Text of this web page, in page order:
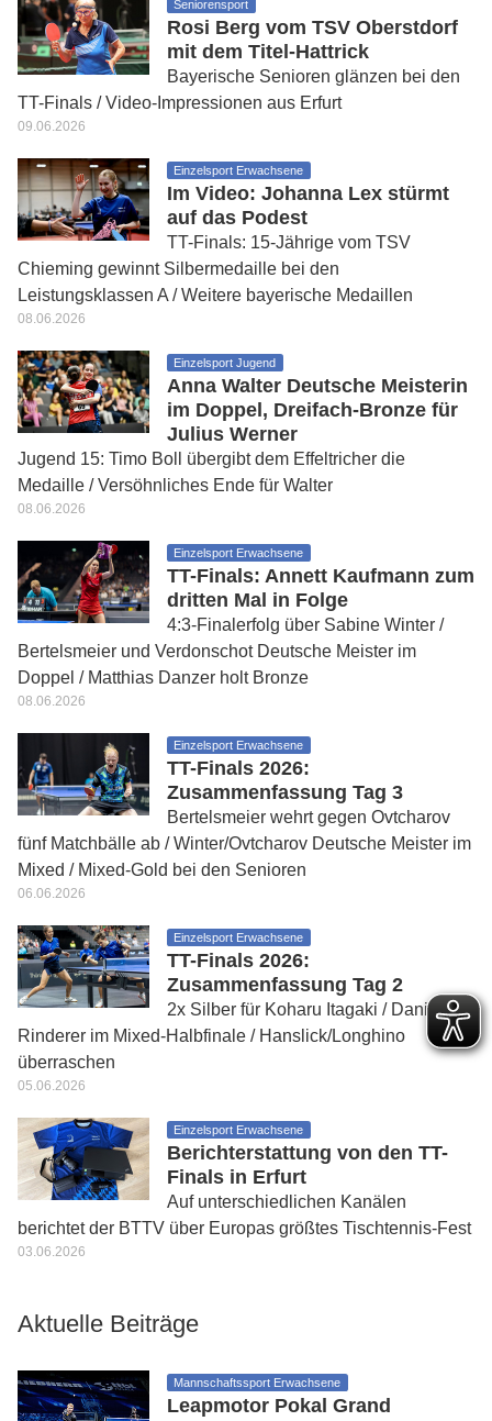
Seniorensport
Rosi Berg vom TSV Oberstdorf
mit dem Titel-Hattrick
Bayerische Senioren glänzen bei den
TT-Finals / Video-Impressionen aus Erfurt
09.06.2026
Einzelsport Erwachsene
Im Video: Johanna Lex stürmt
auf das Podest
TT-Finals: 15-Jährige vom TSV
Chieming gewinnt Silbermedaille bei den
Leistungsklassen A / Weitere bayerische Medaillen
08.06.2026
Einzelsport Jugend
Anna Walter Deutsche Meisterin
im Doppel, Dreifach-Bronze für
Julius Werner
Jugend 15: Timo Boll übergibt dem Effeltricher die
Medaille / Versöhnliches Ende für Walter
08.06.2026
Einzelsport Erwachsene
TT-Finals: Annett Kaufmann zum
dritten Mal in Folge
4:3-Finalerfolg über Sabine Winter /
Bertelsmeier und Verdonschot Deutsche Meister im
Doppel / Matthias Danzer holt Bronze
08.06.2026
Einzelsport Erwachsene
TT-Finals 2026:
Zusammenfassung Tag 3
Bertelsmeier wehrt gegen Ovtcharov
fünf Matchbälle ab / Winter/Ovtcharov Deutsche Meister im
Mixed / Mixed-Gold bei den Senioren
06.06.2026
Einzelsport Erwachsene
TT-Finals 2026:
Zusammenfassung Tag 2
2x Silber für Koharu Itagaki / Daniel
Rinderer im Mixed-Halbfinale / Hanslick/Longhino
überraschen
05.06.2026
Einzelsport Erwachsene
Berichterstattung von den TT-
Finals in Erfurt
Auf unterschiedlichen Kanälen
berichtet der BTTV über Europas größtes Tischtennis-Fest
03.06.2026
Aktuelle Beiträge
Mannschaftssport Erwachsene
Leapmotor Pokal Grand